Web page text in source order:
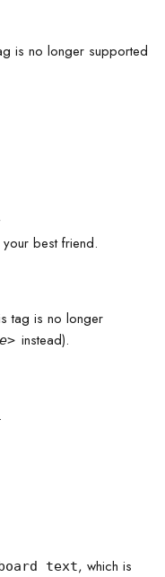
is no longer supported
best friend.
tag is no longer
instead).
text, which is